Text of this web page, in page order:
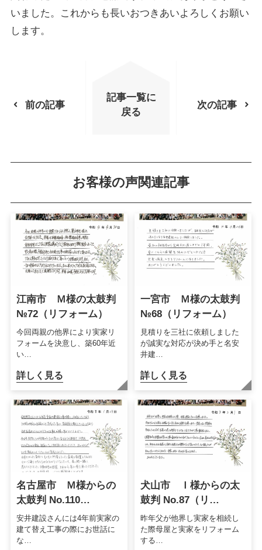
いました。これからも長いおつきあいよろしくお願い
します。
前の記事
記事一覧に
戻る
次の記事
お客様の声関連記事
江南市 Ｍ様の太鼓判
№72（リフォーム）
今回両親の他界により実家リ
フォームを決意し、築60年近
い…
詳しく見る
一宮市 Ｍ様の太鼓判
№68（リフォーム）
見積りを三社に依頼しました
が誠実な対応が決め手と名安
井建…
詳しく見る
名古屋市 Ｍ様からの
太鼓判 No.110…
安井建設さんには4年前実家の
建て替え工事の際にお世話に
な…
犬山市 Ｉ様からの太
鼓判 No.87（リ…
昨年父が他界し実家を相続し
た際母屋と実家をリフォーム
する…